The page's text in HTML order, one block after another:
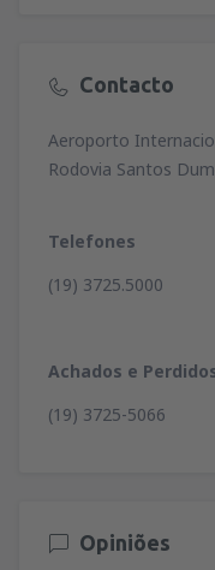
Contacto
Aeroporto
Rodovia Santos
Telefones
(19) 3725.5000
Achados e
(19) 3725-5066
Opiniões